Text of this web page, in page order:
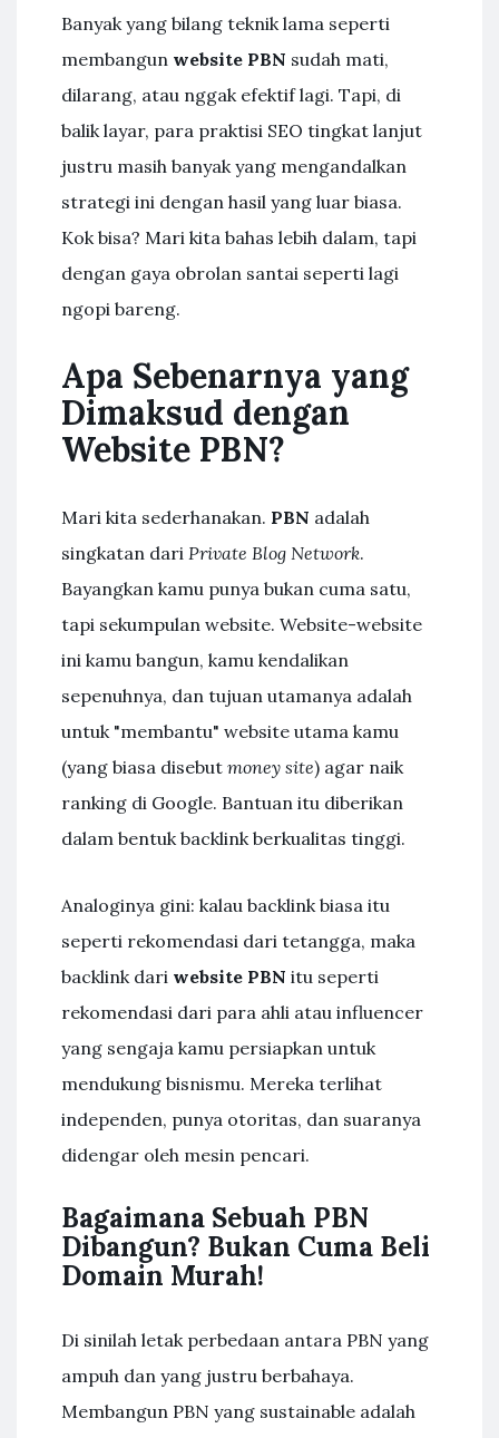
Banyak yang bilang teknik lama seperti
membangun website PBN sudah mati,
dilarang, atau nggak efektif lagi. Tapi, di
balik layar, para praktisi SEO tingkat lanjut
justru masih banyak yang mengandalkan
strategi ini dengan hasil yang luar biasa.
Kok bisa? Mari kita bahas lebih dalam, tapi
dengan gaya obrolan santai seperti lagi
ngopi bareng.
Apa Sebenarnya yang
Dimaksud dengan
Website PBN?
Mari kita sederhanakan. PBN adalah
singkatan dari Private Blog Network.
Bayangkan kamu punya bukan cuma satu,
tapi sekumpulan website. Website-website
ini kamu bangun, kamu kendalikan
sepenuhnya, dan tujuan utamanya adalah
untuk "membantu" website utama kamu
(yang biasa disebut money site) agar naik
ranking di Google. Bantuan itu diberikan
dalam bentuk backlink berkualitas tinggi.
Analoginya gini: kalau backlink biasa itu
seperti rekomendasi dari tetangga, maka
backlink dari website PBN itu seperti
rekomendasi dari para ahli atau influencer
yang sengaja kamu persiapkan untuk
mendukung bisnismu. Mereka terlihat
independen, punya otoritas, dan suaranya
didengar oleh mesin pencari.
Bagaimana Sebuah PBN
Dibangun? Bukan Cuma Beli
Domain Murah!
Di sinilah letak perbedaan antara PBN yang
ampuh dan yang justru berbahaya.
Membangun PBN yang sustainable adalah